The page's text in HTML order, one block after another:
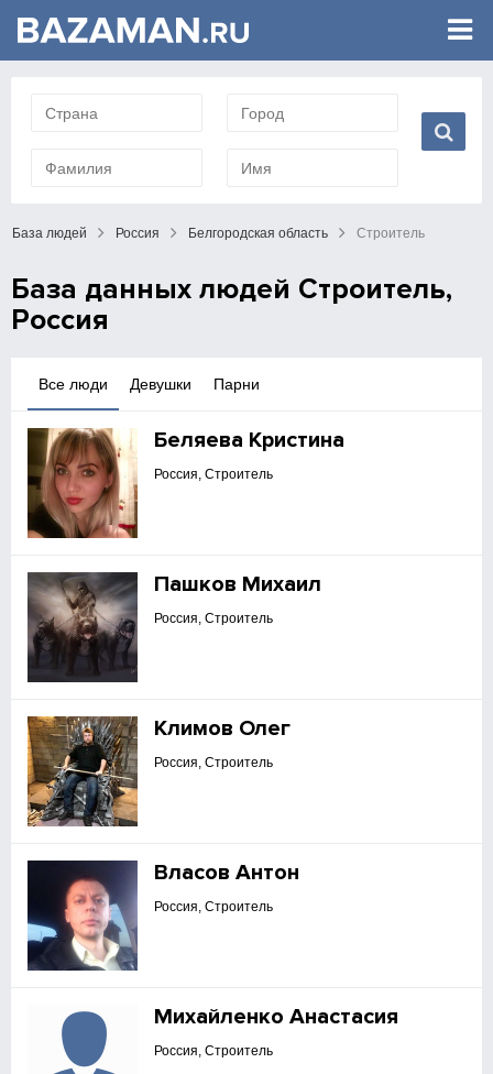
База людей Россия Белгородская область Строитель
База данных людей Строитель,
Россия
Парни
Девушки
Все люди
Беляева Кристина
Россия, Строитель
Пашков Михаил
Россия, Строитель
Климов Олег
Россия, Строитель
Власов Антон
Россия, Строитель
Михайленко Анастасия
Россия, Строитель